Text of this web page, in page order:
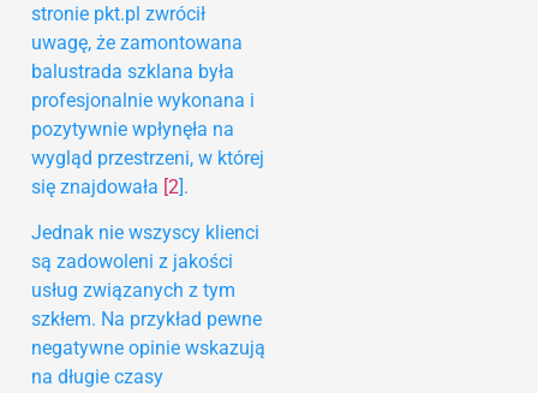
stronie pkt.pl zwrócił
uwagę, że zamontowana
balustrada szklana była
profesjonalnie wykonana i
pozytywnie wpłynęła na
wygląd przestrzeni, w której
się znajdowała [2].
Jednak nie wszyscy klienci
są zadowoleni z jakości
usług związanych z tym
szkłem. Na przykład pewne
negatywne opinie wskazują
na długie czasy